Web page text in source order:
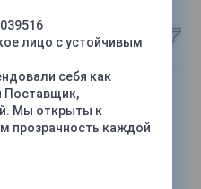
лицо с устойчивым
себя как
Поставщик,
Мы открыты к
прозрачность каждой